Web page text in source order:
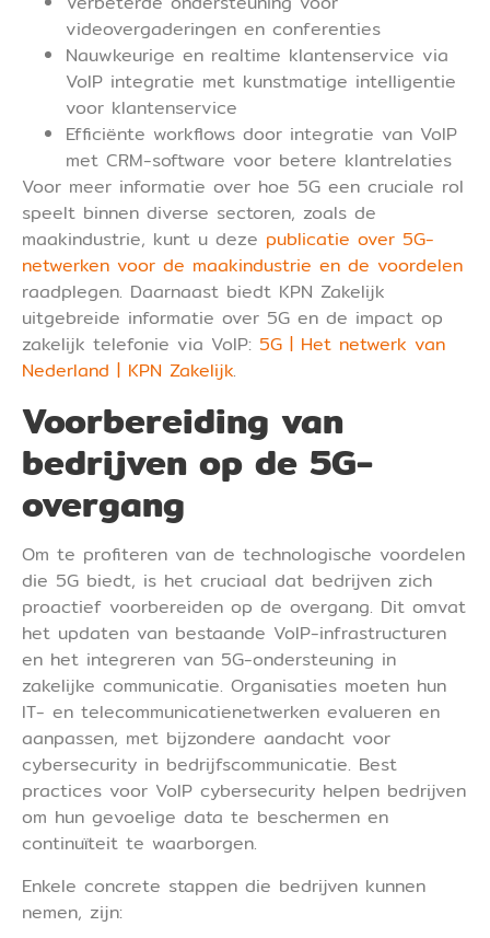
videovergaderingen en conferenties
Nauwkeurige en realtime klantenservice via
VoIP integratie met kunstmatige intelligentie
voor klantenservice
Efficiënte workflows door integratie van VoIP
met CRM-software voor betere klantrelaties
Voor meer informatie over hoe 5G een cruciale rol
speelt binnen diverse sectoren, zoals de
maakindustrie, kunt u deze publicatie over 5G-
netwerken voor de maakindustrie en de voordelen
raadplegen. Daarnaast biedt KPN Zakelijk
uitgebreide informatie over 5G en de impact op
zakelijk telefonie via VoIP: 5G | Het netwerk van
Nederland | KPN Zakelijk.
Voorbereiding van
bedrijven op de 5G-
overgang
Om te profiteren van de technologische voordelen
die 5G biedt, is het cruciaal dat bedrijven zich
proactief voorbereiden op de overgang. Dit omvat
het updaten van bestaande VoIP-infrastructuren
en het integreren van 5G-ondersteuning in
zakelijke communicatie. Organisaties moeten hun
IT- en telecommunicatienetwerken evalueren en
aanpassen, met bijzondere aandacht voor
cybersecurity in bedrijfscommunicatie. Best
practices voor VoIP cybersecurity helpen bedrijven
om hun gevoelige data te beschermen en
continuïteit te waarborgen.
Enkele concrete stappen die bedrijven kunnen
nemen, zijn: